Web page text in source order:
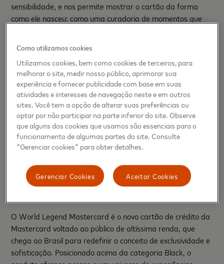
sensibilidade, e nos permite mostrar o cartão da forma
como ele nasceu: como uma curadoria de momentos que
cartão, o World Legend Mastercard é uma forma de viver
e compartilhar histórias que ficam.”
O encontro dá continuidade às ativações iniciadas em
outubro, que incluíram oWorld Legend Dinnerna casa do
chef Alex Atala e o show intimista deMarisa Montena
Casa Museu Ema Klabin. O Brasil é o primeiro país da
América Latina a receber o novo cartão, que será lançado
oficialmente no próximo ano com a adesão de emissores
Sisprime do Brasil.
O World Legend Mastercard é o novo cartão de crédito da
Mastercard voltado ao público de altíssima renda, que
chega ao Brasil para redefinir o conceito de exclusividade e
sofisticação. Posicionado acima da categoria Black, o
Como utilizamos cookies
Utilizamos cookies, bem como cookies de terceiros, para
melhorar o site, medir nosso público, aprimorar sua
experiência e fornecer publicidade com base em suas
atividades e interesses de navegação neste e em outros
sites. Você tem a opção de alterar suas preferências ou
optar por não participar na parte inferior do site. Observe
que alguns dos cookies que usamos são essenciais para o
funcionamento de algumas partes do site. Consulte
"Gerenciar cookies" para obter detalhes.
Aceitar Cookies
Gerenciar Cookies